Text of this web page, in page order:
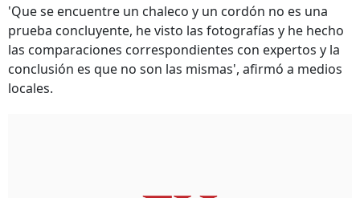
'Que se encuentre un chaleco y un cordón no es una
prueba concluyente, he visto las fotografías y he hecho
las comparaciones correspondientes con expertos y la
conclusión es que no son las mismas', afirmó a medios
locales.